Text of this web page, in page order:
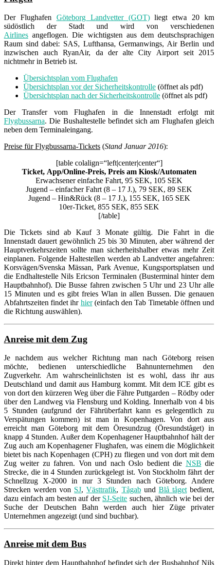
Der Flughafen Göteborg Landvetter (GOT)liegt etwa 20 km
südöstlich der Stadt und wird von verschiedenen
Airlines angeflogen. Die wichtigsten aus dem deutschsprachigen
Raum sind dabei: SAS, Lufthansa, Germanwings, Air Berlin und
inzwischen auch RyanAir, da der alte City Airport seit 2015
nichtmehr in Betrieb ist.
Übersichtsplan vom Flughafen
Übersichtsplan vor der Sicherheitskontrolle (öffnet als pdf)
Übersichtsplan nach der Sicherheitskontrolle (öffnet als pdf)
Der Transfer vom Flughafen in die Innenstadt erfolgt mit
Flygbussarna. Die Bushaltestelle befindet sich am Flughafen gleich
neben dem Terminaleingang.
Preise für Flygbussarna-Tickets (Stand Januar 2016):
[table colalign=“left|center|center“]
Ticket, App/Online-Preis, Preis am Kiosk/Automaten
Erwachsener einfache Fahrt, 95 SEK, 105 SEK
Jugend – einfacher Fahrt (8 – 17 J.), 79 SEK, 89 SEK
Jugend – Hin&Rück (8 – 17 J.), 155 SEK, 165 SEK
10er-Ticket, 855 SEK, 855 SEK
[/table]
Die Tickets sind ab Kauf 3 Monate gültig. Die Fahrt in die
Innenstadt dauert gewöhnlich 25 bis 30 Minuten, aber während der
Hauptverkehrszeiten sollte man sicherheitshalber etwas mehr Zeit
einplanen. Folgende Haltestellen werden ab Landvetter angefahren:
Korsvägen/Svenska Mässan, Park Avenue, Kungsportsplatsen und
die Endhaltestelle Nils Ericson Terminalen (Busterminal hinter dem
Hauptbahnhof). Die Busse fahren zwischen 5 Uhr und 23 Uhr alle
15 Minuten und es gibt freies Wlan in allen Bussen. Die genauen
Abfahrtszeiten findet ihr hier(einfach den Tab Timetable öffnen und
die Richtung auswählen).
Anreise mit dem Zug
Je nachdem aus welcher Richtung man nach Göteborg reisen
möchte, bedienen unterschiedliche Bahnunternehmen den
Zugverkehr. Am wahrscheinlichsten ist es wohl, dass ihr aus
Deutschland und damit aus Hamburg kommt. Mit dem ICE gibt es
von dort den kürzeren Weg über die Fähre Puttgarden – Rödby oder
über den Landweg via Flensburg und Kolding. Innerhalb von 4 bis
5 Stunden (aufgrund der Fährüberfahrt kann es gelegentlich zu
Verspätungen kommen) ist man in Kopenhagen. Von dort aus
erreicht man Göteborg mit dem Öresundzug (Öresundståget) in
knapp 4 Stunden. Außer dem Kopenhagener Hauptbahnhof hält der
Zug auch am Kopenhagener Flughafen, was einem die Möglichkeit
bietet bis nach Kopenhagen (CPH) zu fliegen und von dort mit dem
Zug weiter zu fahren. Von und nach Oslo bedient die NSB die
Strecke, die in 4 Stunden zurückgelegt ist. Von Stockholm fährt der
Schnellzug X-2000 in nur 3 Stunden nach Göteborg. Andere
Strecken werden von SJ,Västtrafik, Tågabund Blå tågetbedient,
dazu einfach am besten auf der SJ-Seite suchen, ähnlich wie bei der
Suche der Deutschen Bahn werden auch hier Züge privater
Unternehmen angezeigt (und sind buchbar).
Anreise mit dem Bus
Direkt hinter dem Hauptbahnhof befindet sich der Busbahnhof Nils